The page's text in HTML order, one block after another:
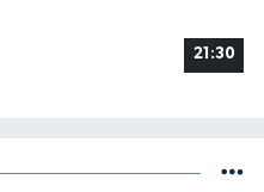
21:30